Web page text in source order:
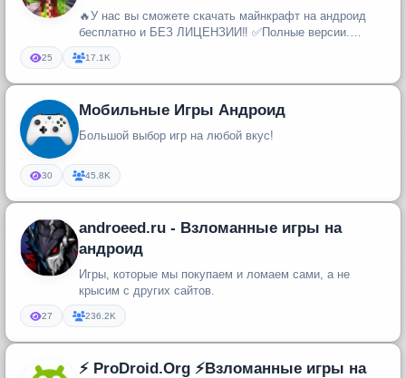
🔥У нас вы сможете скачать майнкрафт на андроид
бесплатно и БЕЗ ЛИЦЕНЗИИ‼️ ✅Полные версии.
✅Рабочий Xbox Live. ✅Не требу...
25 17.1K
Мобильные Игры Андроид
Большой выбор игр на любой вкус!
30 45.8K
androeed.ru - Взломанные игры на
андроид
Игры, которые мы покупаем и ломаем сами, а не
крысим с других сайтов.
27 236.2K
⚡️ ProDroid.Org ⚡️Взломанные игры на